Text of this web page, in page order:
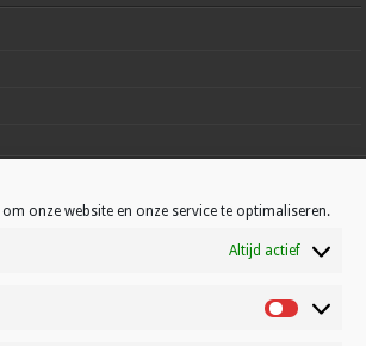
onze website en onze service te optimaliseren.
Altijd actief
Statistisch
|Privacy |Cookies| Disclaimer